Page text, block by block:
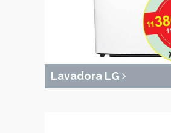
Lavadora LG